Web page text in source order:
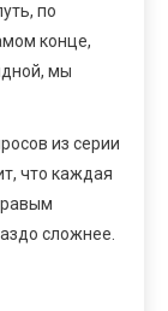
по
конце,
мы
из серии
что каждая
сложнее.